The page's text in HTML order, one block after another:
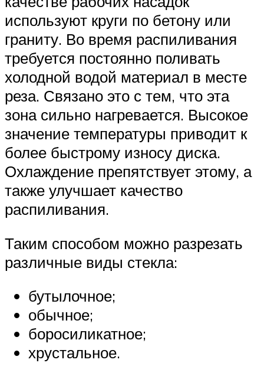
используют круги по бетону или
граниту. Во время распиливания
требуется постоянно поливать
холодной водой материал в месте
реза. Связано это с тем, что эта
зона сильно нагревается. Высокое
значение температуры приводит к
более быстрому износу диска.
Охлаждение препятствует этому, а
также улучшает качество
распиливания.
Таким способом можно разрезать
различные виды стекла:
бутылочное;
обычное;
боросиликатное;
хрустальное.